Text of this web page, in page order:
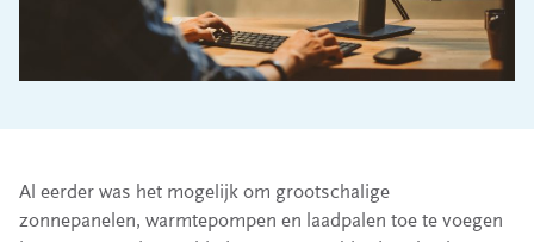
Al eerder was het mogelijk om grootschalige
zonnepanelen, warmtepompen en laadpalen toe te voegen